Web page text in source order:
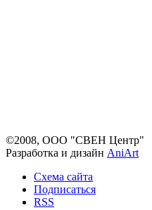
©2008, ООО "СВЕН Центр"
Разработка и дизайн AniArt
Схема сайта
Подписаться
RSS